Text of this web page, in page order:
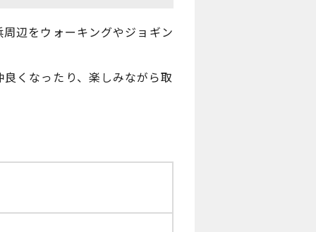
辺をウォーキングやジョギン
くなったり、楽しみながら取